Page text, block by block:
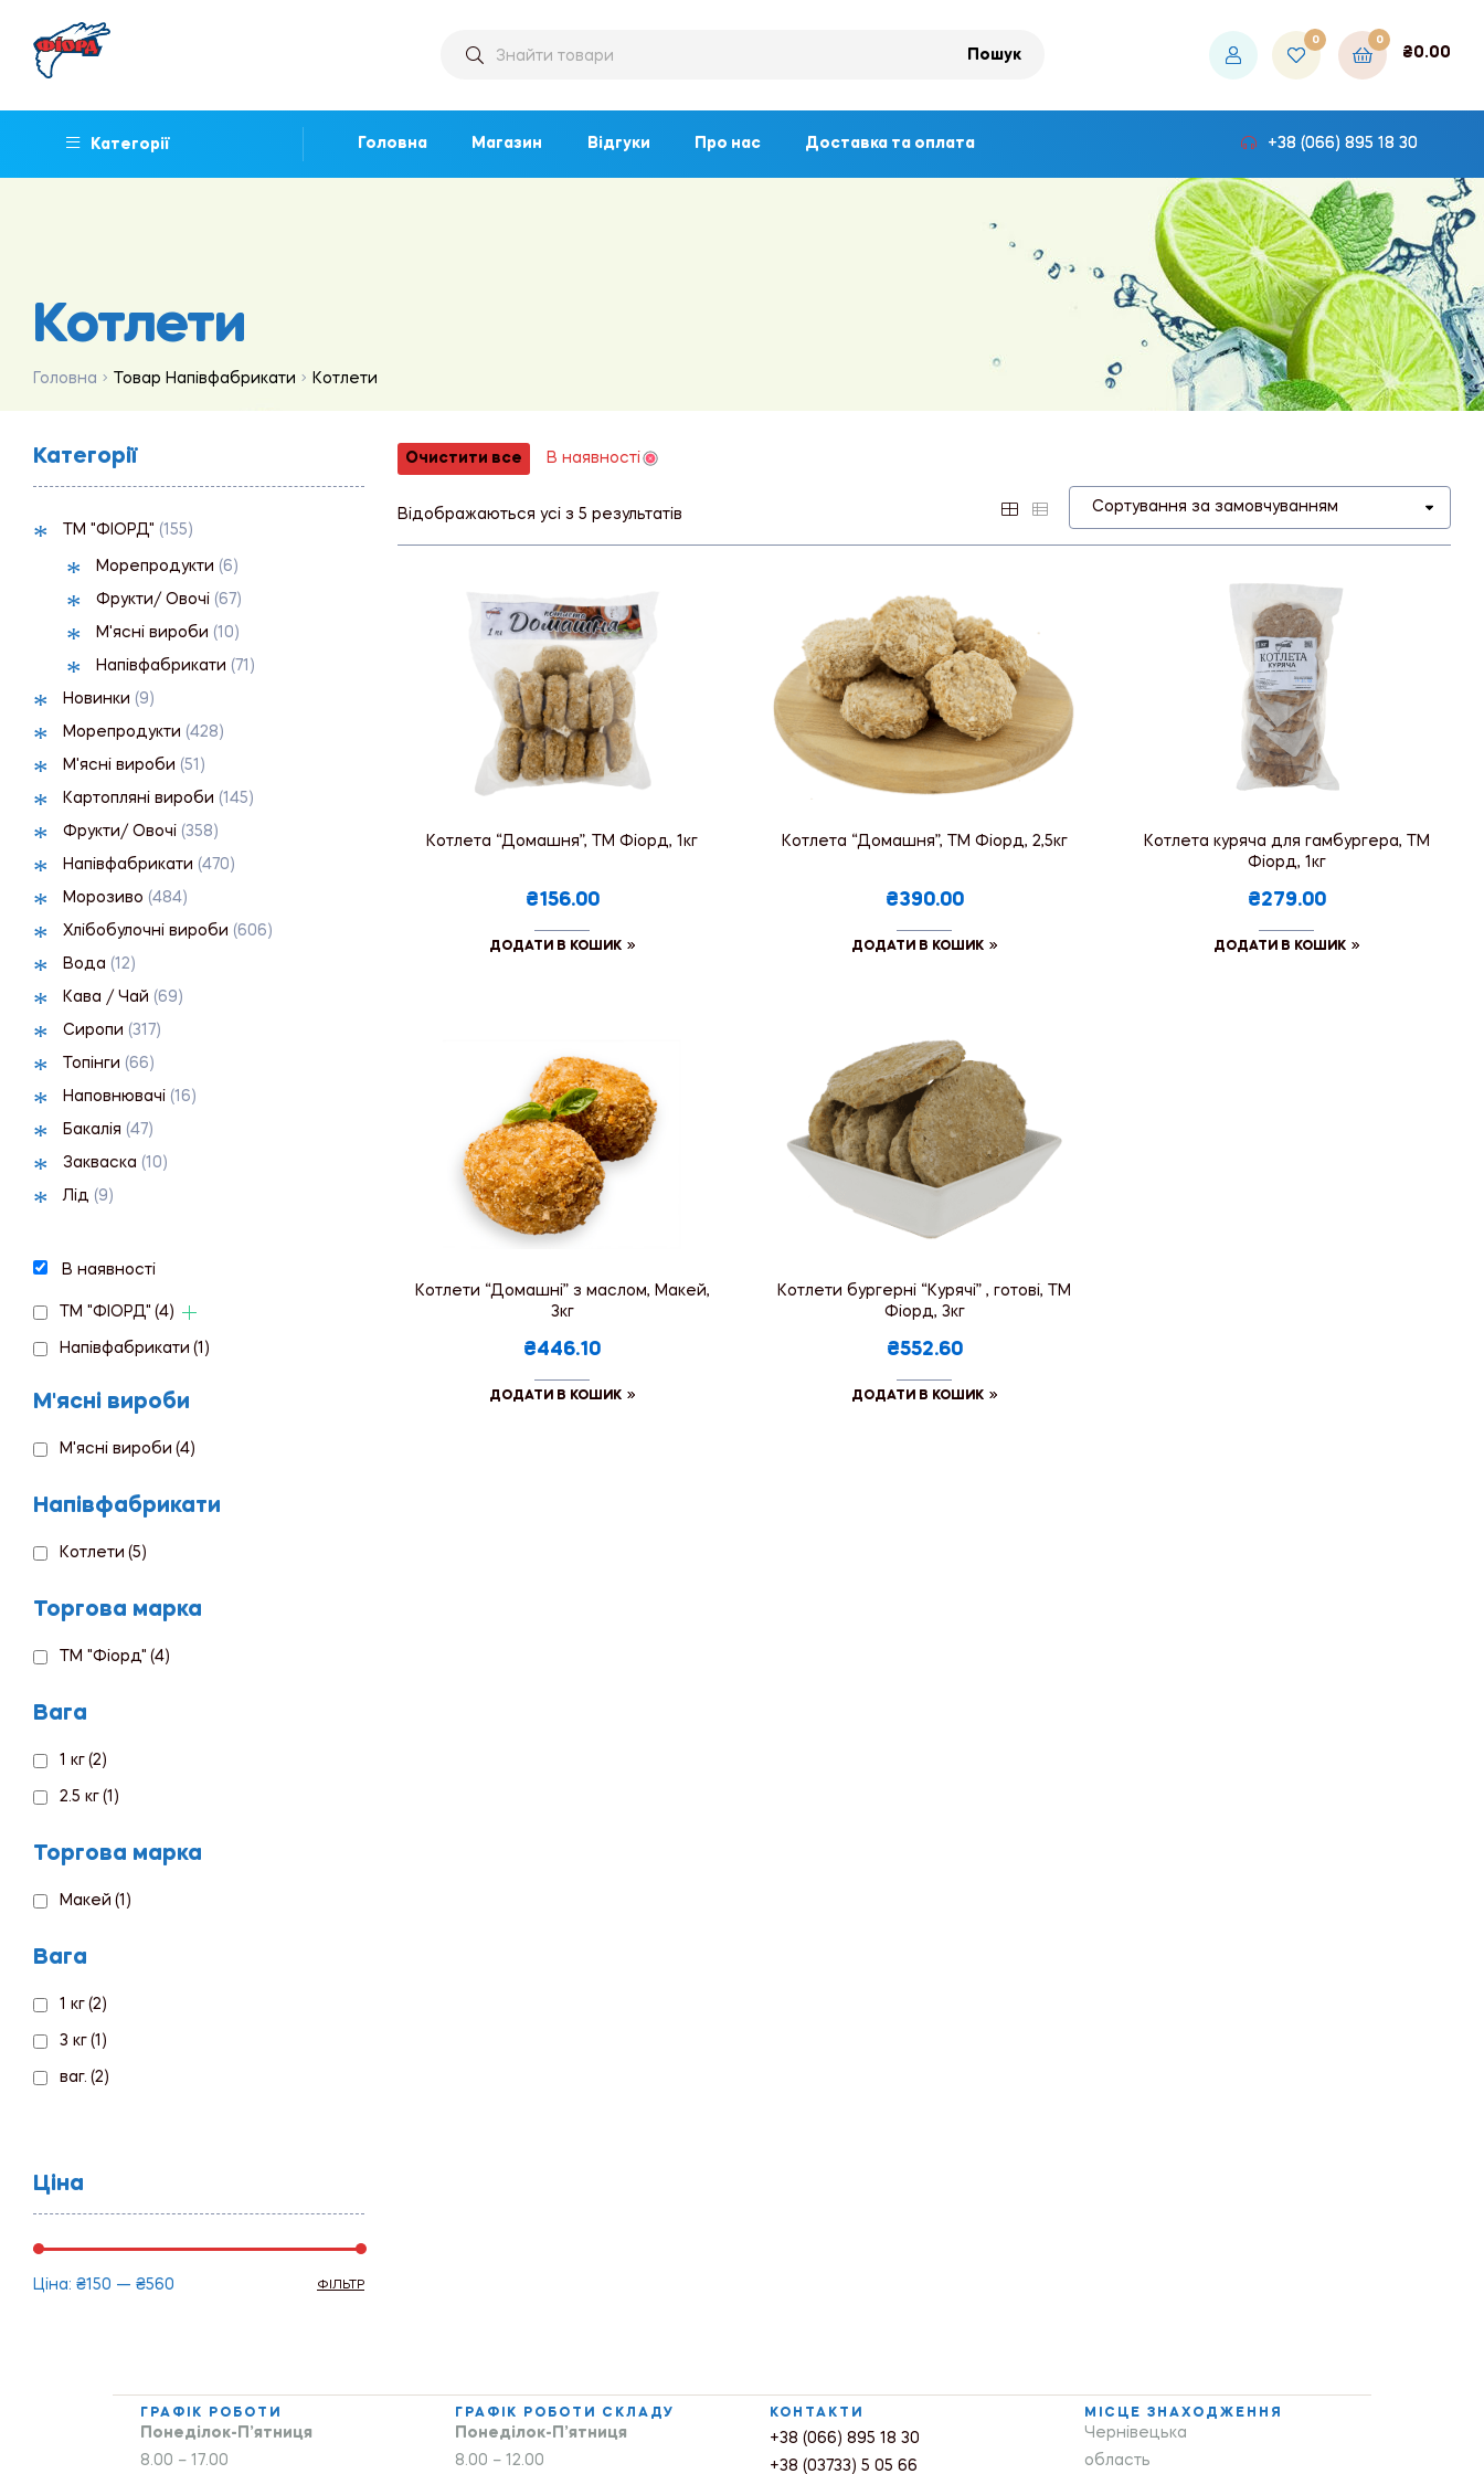
Пошук
0 0
₴0.00
Категорії Головна Магазин Відгуки Про нас Доставка та оплата +38 (066) 895 18 30
Котлети
Головна Товар Напівфабрикати Котлети
Очистити все В наявності
Відображаються усі з 5 результатів
Котлета “Домашня”, ТМ Фіорд, 1кг
₴156.00
ДОДАТИ В КОШИК
Котлета “Домашня”, ТМ Фіорд, 2,5кг
₴390.00
ДОДАТИ В КОШИК
Котлета куряча для гамбургера, ТМ
Фіорд, 1кг
₴279.00
ДОДАТИ В КОШИК
Котлети “Домашнi” з маслом, Макей,
3кг
₴446.10
ДОДАТИ В КОШИК
Котлети бургерні “Курячі” , готові, ТМ
Фіорд, 3кг
₴552.60
ДОДАТИ В КОШИК
Категорії
ТМ "ФІОРД" (155)
Морепродукти (6)
Фрукти/ Овочі (67)
М'ясні вироби (10)
Напівфабрикати (71)
Новинки (9)
Морепродукти (428)
М'ясні вироби (51)
Картопляні вироби (145)
Фрукти/ Овочі (358)
Напівфабрикати (470)
Морозиво (484)
Хлібобулочні вироби (606)
Вода (12)
Кава / Чай (69)
Сиропи (317)
Топінги (66)
Наповнювачі (16)
Бакалія (47)
Закваска (10)
Лід (9)
В наявності
ТМ "ФІОРД" (4)
Напівфабрикати (1)
М'ясні вироби
М'ясні вироби (4)
Напівфабрикати
Котлети (5)
Торгова марка
ТМ "Фіорд" (4)
Вага
1 кг (2)
2.5 кг (1)
Торгова марка
Макей (1)
Вага
1 кг (2)
3 кг (1)
ваг. (2)
Ціна
ФІЛЬТР
Ціна: ₴150 — ₴560
ГРАФІК РОБОТИ
Понеділок-П’ятниця
8.00 – 17.00
ГРАФІК РОБОТИ СКЛАДУ
Понеділок-П’ятниця
8.00 – 12.00
КОНТАКТИ
+38 (066) 895 18 30
+38 (03733) 5 05 66
МІСЦЕ ЗНАХОДЖЕННЯ
Чернівецька
область